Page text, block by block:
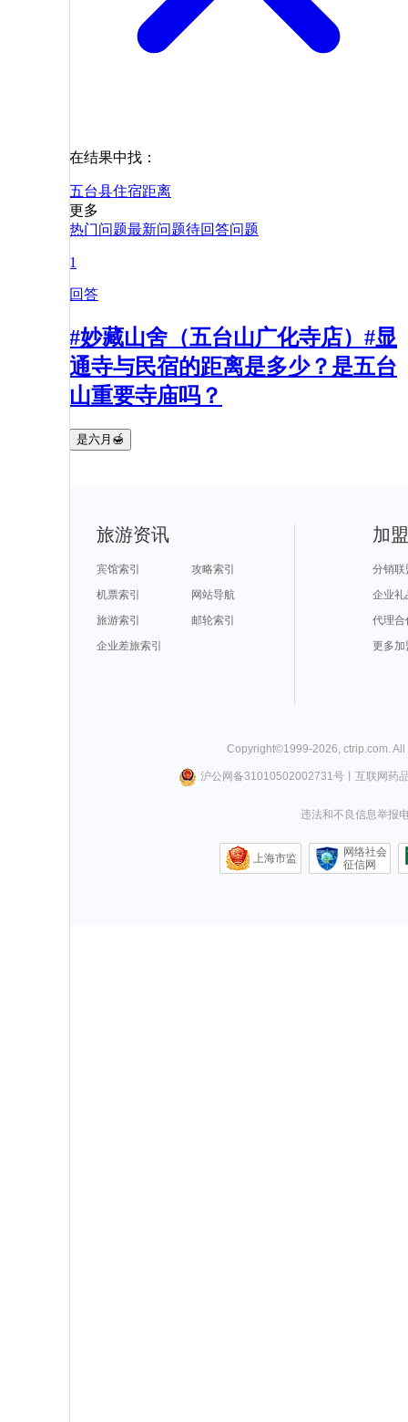
在结果中找：
五台县住宿距离
更多
热门问题最新问题待回答问题
1
回答
#妙藏山舍（五台山广化寺店）#显
通寺与民宿的距离是多少？是五台
山重要寺庙吗？
是六月🍯
旅游资讯
宾馆索引
攻略索引
机票索引
网站导航
旅游索引
邮轮索引
企业差旅索引
加
分销联
企业礼
代理合
更多加
Copyright©1999-2026 ctrip.com .
沪公网备31010502002731号丨 互联网药
违法和不良信息举报
上海市监
网络社会
征信网